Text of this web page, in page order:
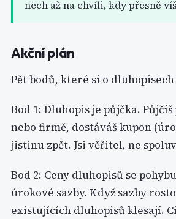
nech až na chvíli, kdy přesně
Akční plán
Pět bodů, které si o
Bod 1: Dluhopis je půjčka.
nebo firmě, dostáváš kupon
jistinu zpět. Jsi věřitel, ne
Bod 2: Ceny dluhopisů se
úrokové sazby. Když sazby
existujících dluhopisů klesají.